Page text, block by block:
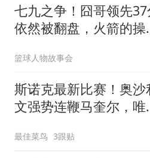
七九之争！囧哥领先37
依然被翻盘，火箭的操
篮球人物故事会
斯诺克最新比赛！奥沙
文强势连鞭马奎尔，唯
最佳菜鸟 3跟贴